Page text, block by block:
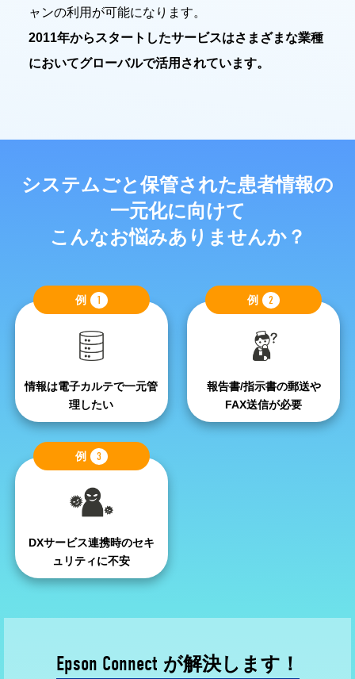
ャンの利用が可能になります。
2011年からスタートしたサービスはさまざまな業種
においてグローバルで活用されています。
システムごと保管された患者情報の
一元化に向けて
こんなお悩みありませんか？
例 1
情報は電子カルテで一元管
理したい
例 2
報告書/指示書の郵送や
FAX送信が必要
例 3
DXサービス連携時のセキ
ュリティに不安
Epson Connect が解決します！